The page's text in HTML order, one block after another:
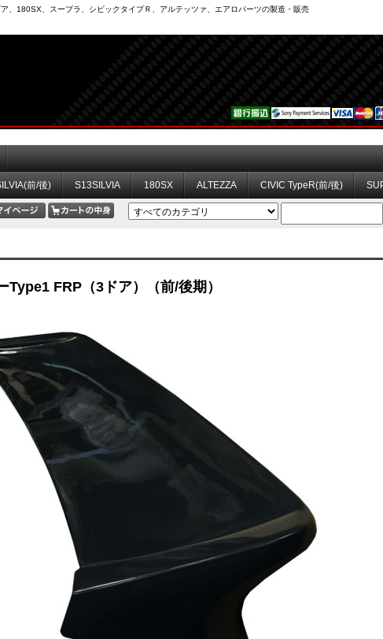
、180SX、スープラ、シビックタイプＲ、アルテッツァ、エアロパーツの製造・販売
前/後) S13SILVIA 180SX ALTEZZA CIVIC TypeR(前/後)
FRP（3ドア）（前/後期）